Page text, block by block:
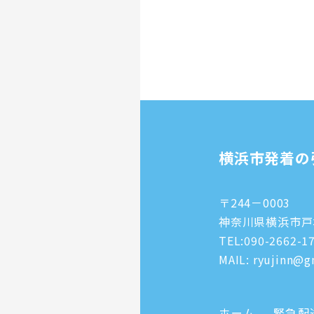
横浜市発着
〒244－0003
神奈川県横浜市
TEL:090-2662-
MAIL: